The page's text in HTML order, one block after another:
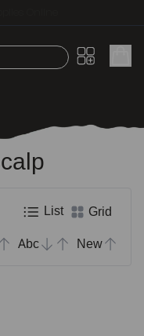
List Grid
Abc New